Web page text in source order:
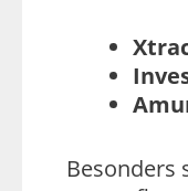
Besonders